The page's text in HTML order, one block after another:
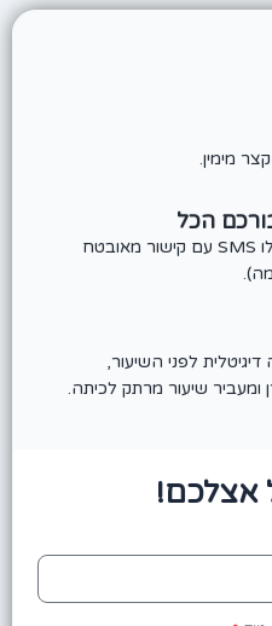
מימין.
הכל
המורה והמנהל.ת יקבלו SMS עם קישור מאובטח
לפני השיעור,
שיעור מרתק לכיתה.
אצלכם!